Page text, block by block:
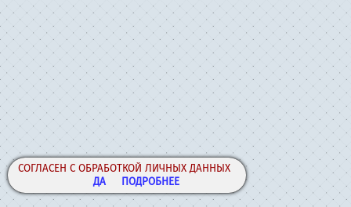
СОГЛАСЕН С ОБРАБОТКОЙ ЛИЧНЫХ ДАННЫХ
ДА
ПОДРОБНЕЕ